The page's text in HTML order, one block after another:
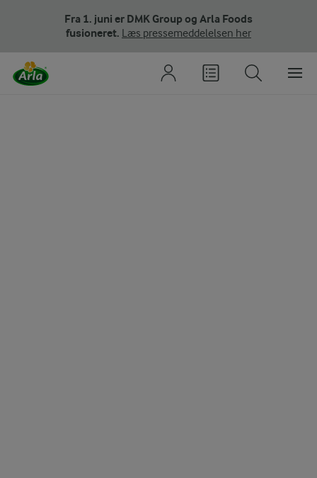
Fra 1. juni er DMK Group og Arla Foods
fusioneret. Læs pressemeddelelsen her